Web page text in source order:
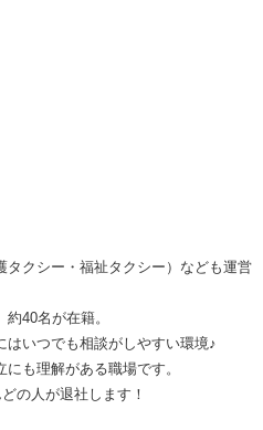
クシー・福祉タクシー）なども運営
40名が在籍。
いつでも相談がしやすい環境♪
も理解がある職場です。
の人が退社します！